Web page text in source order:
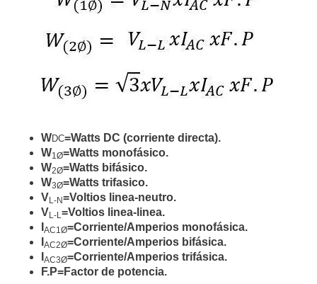
1000 V 13,856.41 W
1140 V 15,796.30 W
4160 V 57,642.65 W
7620 V
8000 V
11400 V
13200 V 182,904.57 W
15000 V
WDC=Watts DC (corriente directa).
W1Ø=Watts monofásico.
W2Ø=Watts bifásico.
W3Ø=Watts trifasico.
VL-N=Voltios linea-neutro.
VL-L=Voltios linea-linea.
AC1Ø=Corriente/Amperios monofásica.
AC2Ø=Corriente/Amperios bifásica.
AC3Ø=Corriente/Amperios trifásica.
F.P=Factor de potencia.